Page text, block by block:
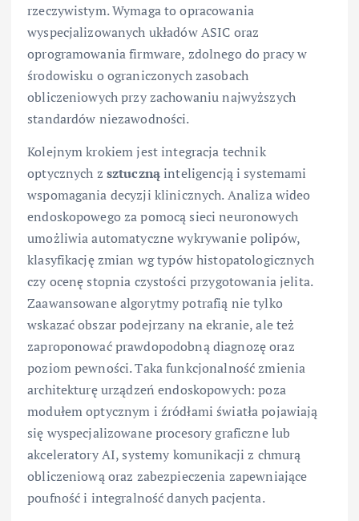
rzeczywistym. Wymaga to opracowania
wyspecjalizowanych układów ASIC oraz
oprogramowania firmware, zdolnego do pracy w
środowisku o ograniczonych zasobach
obliczeniowych przy zachowaniu najwyższych
standardów niezawodności.
Kolejnym krokiem jest integracja technik
optycznych z sztucznąinteligencją i systemami
wspomagania decyzji klinicznych. Analiza wideo
endoskopowego za pomocą sieci neuronowych
umożliwia automatyczne wykrywanie polipów,
klasyfikację zmian wg typów histopatologicznych
czy ocenę stopnia czystości przygotowania jelita.
Zaawansowane algorytmy potrafią nie tylko
wskazać obszar podejrzany na ekranie, ale też
zaproponować prawdopodobną diagnozę oraz
poziom pewności. Taka funkcjonalność zmienia
architekturę urządzeń endoskopowych: poza
modułem optycznym i źródłami światła pojawiają
się wyspecjalizowane procesory graficzne lub
akceleratory AI, systemy komunikacji z chmurą
obliczeniową oraz zabezpieczenia zapewniające
poufność i integralność danych pacjenta.